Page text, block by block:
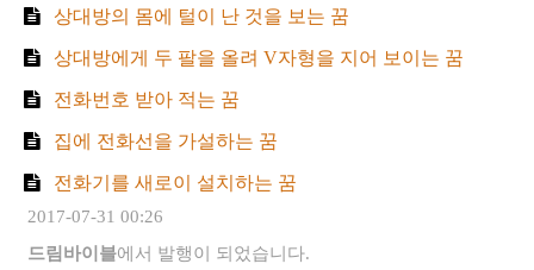
상대방의 몸에 털이 난 것을 보는 꿈
상대방에게 두 팔을 올려 V자형을 지어 보이는 꿈
전화번호 받아 적는 꿈
집에 전화선을 가설하는 꿈
전화기를 새로이 설치하는 꿈
2017-07-31 00:26
드림바이블에서 발행이 되었습니다.